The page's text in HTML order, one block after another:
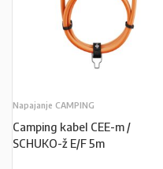
Napajanje CAMPING
Camping kabel CEE-m /
SCHUKO-ž E/F 5m